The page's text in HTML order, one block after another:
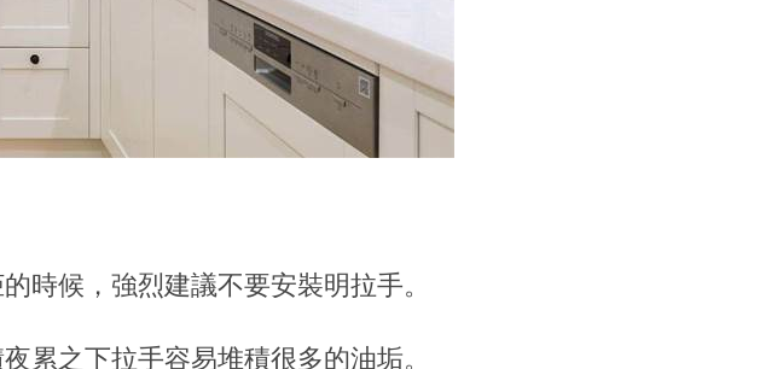
時候，強烈建議不要安裝明拉手。
累之下拉手容易堆積很多的油垢。